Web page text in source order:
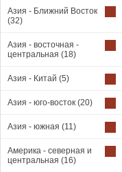
Азия - Ближний Восток
(32)
Азия - восточная -
центральная (18)
Азия - Китай (5)
Азия - юго-восток (20)
Азия - южная (11)
Америка - северная и
центральная (16)